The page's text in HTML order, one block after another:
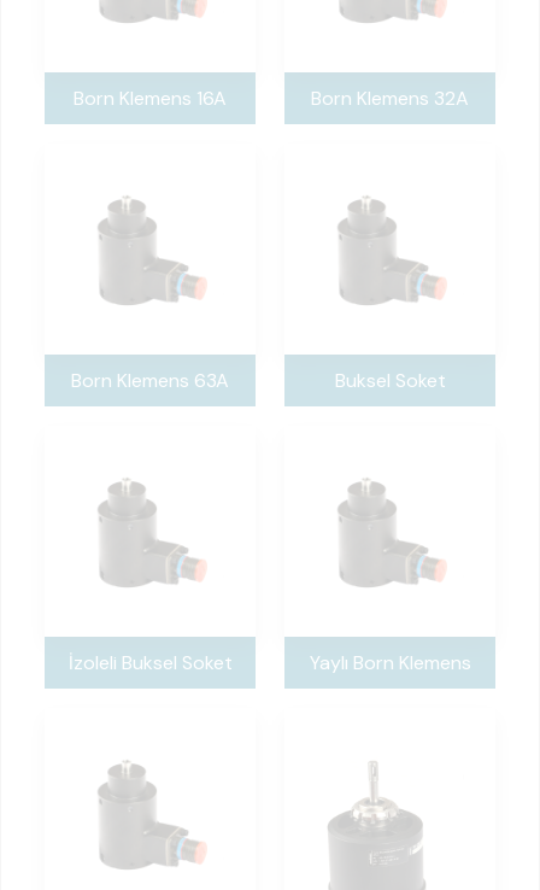
Born Klemens 16A Born Klemens 32A
Born Klemens 63A Buksel Soket
İzoleli Buksel Soket Yaylı Born Klemens